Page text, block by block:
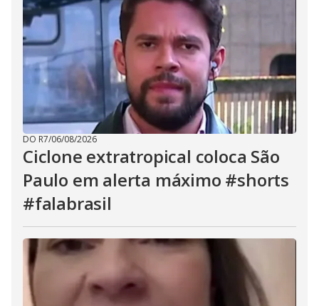
DO R7/06/08/2026
Ciclone extratropical coloca São
Paulo em alerta máximo #shorts
#falabrasil